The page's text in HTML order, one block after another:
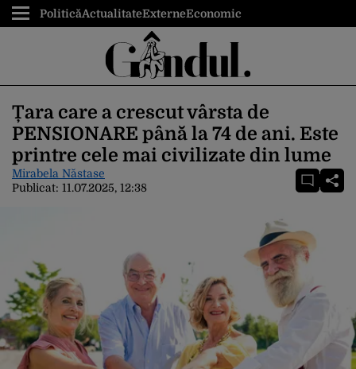
PoliticăActualitateExterneEconomic
Țara care a crescut vârsta de
PENSIONARE până la 74 de ani. Este
printre cele mai civilizate din lume
Mirabela Năstase
Publicat: 11.07.2025, 12:38